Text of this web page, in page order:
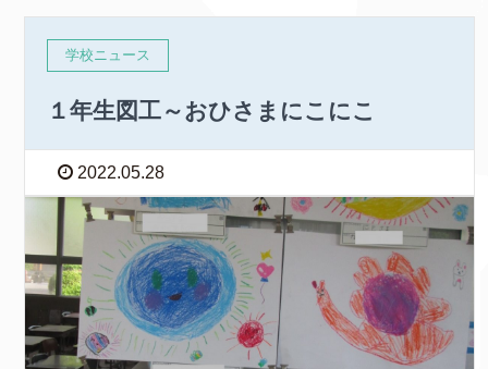
学校ニュース
１年生図工～おひさまにこにこ
2022.05.28